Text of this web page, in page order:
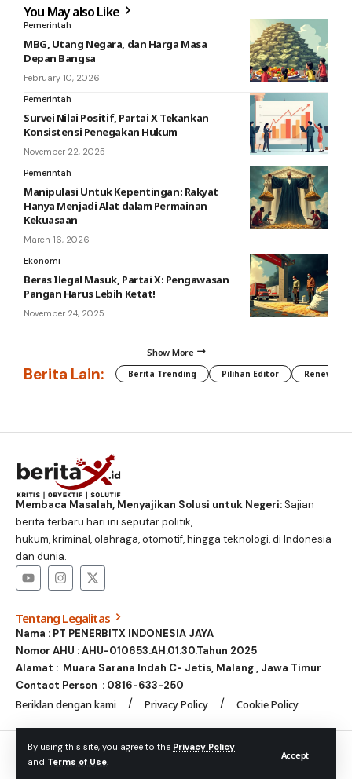
By using this site, you agree to the Privacy Policy
and Terms of Use.
Accept
You May also Like
Pemerintah
MBG, Utang Negara, dan Harga Masa
Depan Bangsa
February 10, 2026
Pemerintah
Survei Nilai Positif, Partai X Tekankan
Konsistensi Penegakan Hukum
November 22, 2025
Pemerintah
Manipulasi Untuk Kepentingan: Rakyat
Hanya Menjadi Alat dalam Permainan
Kekuasaan
March 16, 2026
Ekonomi
Beras Ilegal Masuk, Partai X: Pengawasan
Pangan Harus Lebih Ketat!
November 24, 2025
Show More
Berita Lain: Berita Trending Pilihan Editor
Membaca Masalah, Menyajikan Solusi untuk Negeri:Sajian
berita terbaru hari ini seputar politik,
hukum, kriminal, olahraga, otomotif, hingga teknologi, di Indonesia
dan dunia.
Tentang Legalitas
Nama : PT PENERBITX INDONESIA JAYA
Nomor AHU : AHU-010653.AH.01.30.Tahun 2025
Alamat : Muara Sarana Indah C- Jetis, Malang , Jawa Timur
Contact Person : 0816-633-250
Beriklan dengan kami Privacy Policy Cookie Policy
© Foxiz News Network. Ruby Design Company. All Rights